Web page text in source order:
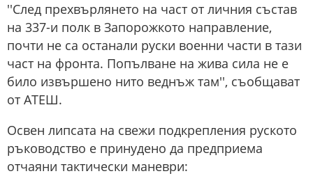
''След прехвърлянето на част от личния състав
на 337-и полк в Запорожкото направление,
почти не са останали руски военни части в тази
част на фронта. Попълване на жива сила не е
било извършено нито веднъж там'', съобщават
от АТЕШ.
Освен липсата на свежи подкрепления руското
ръководство е принудено да предприема
отчаяни тактически маневри: